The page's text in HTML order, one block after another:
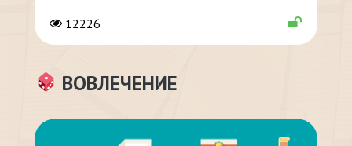
12226
ВОВЛЕЧЕНИЕ